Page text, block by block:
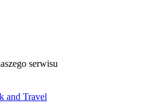
serwisu
and Travel